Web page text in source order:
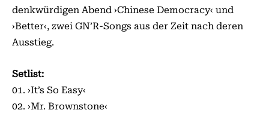
denkwürdigen Abend ›Chinese Democracy‹ und
›Better‹, zwei GN’R-Songs aus der Zeit nach deren
Ausstieg.
Setlist:
01. ›It’s So Easy‹
02. ›Mr. Brownstone‹